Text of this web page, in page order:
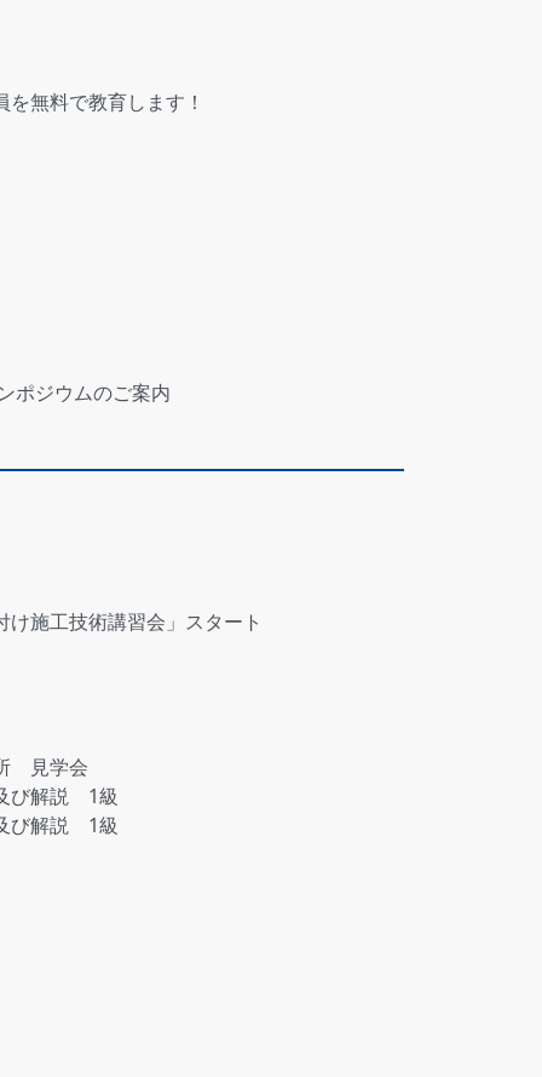
無料で教育します！
ポジウムのご案内
施工技術講習会」スタート
見学会
び解説 1級
び解説 1級